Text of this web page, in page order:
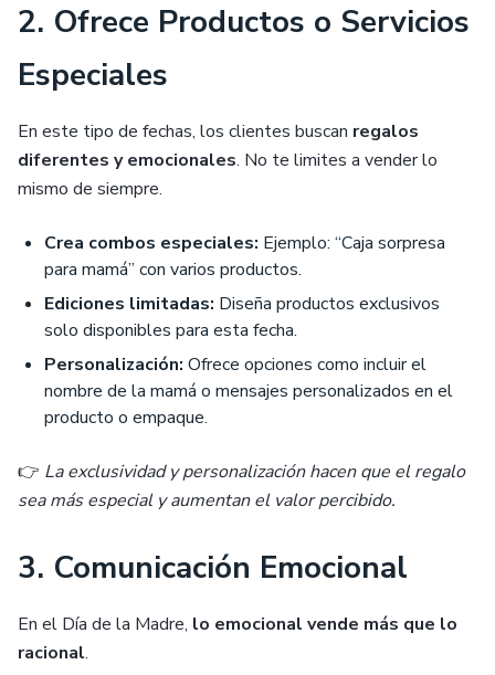
2. Ofrece Productos o Servicios
Especiales
En este tipo de fechas, los clientes buscan regalos
diferentes y emocionales. No te limites a vender lo
mismo de siempre.
Crea combos especiales: Ejemplo: “Caja sorpresa
para mamá” con varios productos.
Ediciones limitadas: Diseña productos exclusivos
solo disponibles para esta fecha.
Personalización: Ofrece opciones como incluir el
nombre de la mamá o mensajes personalizados en el
producto o empaque.
👉 La exclusividad y personalización hacen que el regalo
sea más especial y aumentan el valor percibido.
3. Comunicación Emocional
En el Día de la Madre, lo emocional vende más que lo
racional.